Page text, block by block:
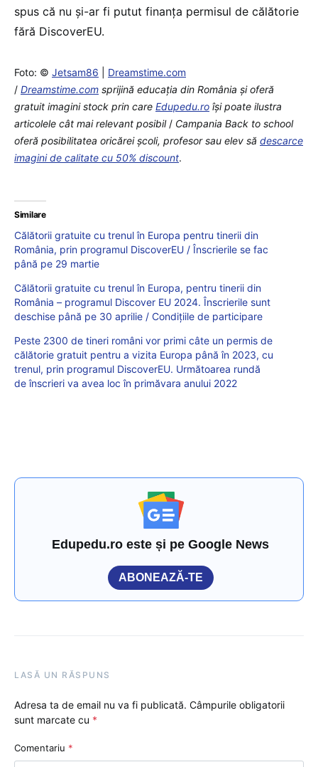
spus că nu și-ar fi putut finanța permisul de călătorie
fără DiscoverEU.
Foto: © Jetsam86
Dreamstime.com
/ Dreamstime.com sprijină educaţia din România şi oferă
gratuit imagini stock prin care Edupedu.ro îşi poate ilustra
articolele cât mai relevant posibil/ Campania Back to school
oferă posibilitatea oricărei școli, profesor sau elev să descarce
imagini de calitate cu 50% discount.
Similare
Călătorii gratuite cu trenul în Europa pentru tinerii din
România, prin programul DiscoverEU / Înscrierile se fac
până pe 29 martie
Călătorii gratuite cu trenul în Europa, pentru tinerii din
România – programul Discover EU 2024. Înscrierile sunt
deschise până pe 30 aprilie / Condițiile de participare
Peste 2300 de tineri români vor primi câte un permis de
călătorie gratuit pentru a vizita Europa până în 2023, cu
trenul, prin programul DiscoverEU. Următoarea rundă
de înscrieri va avea loc în primăvara anului 2022
Edupedu.ro este și pe Google News
ABONEAZĂ-TE
LASĂ UN RĂSPUNS
Adresa ta de email nu va fi publicată. Câmpurile obligatorii
sunt marcate cu *
Comentariu *